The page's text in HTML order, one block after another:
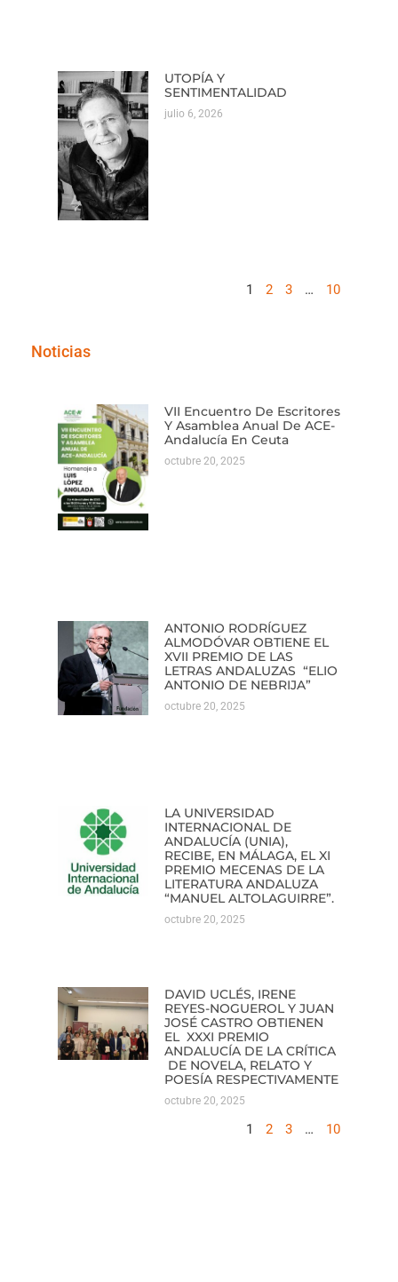
UTOPÍA Y
SENTIMENTALIDAD
julio 6, 2026
1 2 3 … 10
Noticias
VII Encuentro De Escritores
Y Asamblea Anual De ACE-
Andalucía En Ceuta
octubre 20, 2025
ANTONIO RODRÍGUEZ
ALMODÓVAR OBTIENE EL
XVII PREMIO DE LAS
LETRAS ANDALUZAS “ELIO
ANTONIO DE NEBRIJA”
octubre 20, 2025
LA UNIVERSIDAD
INTERNACIONAL DE
ANDALUCÍA (UNIA),
RECIBE, EN MÁLAGA, EL XI
PREMIO MECENAS DE LA
LITERATURA ANDALUZA
“MANUEL ALTOLAGUIRRE”.
octubre 20, 2025
DAVID UCLÉS, IRENE
REYES-NOGUEROL Y JUAN
JOSÉ CASTRO OBTIENEN
EL XXXI PREMIO
ANDALUCÍA DE LA CRÍTICA
DE NOVELA, RELATO Y
POESÍA RESPECTIVAMENTE
octubre 20, 2025
1 2 3 … 10